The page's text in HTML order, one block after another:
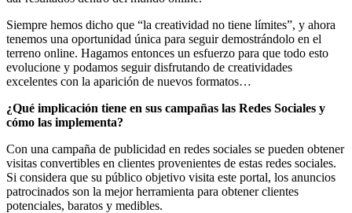
Siempre hemos dicho que “la creatividad no tiene límites”, y ahora
tenemos una oportunidad única para seguir demostrándolo en el
terreno online. Hagamos entonces un esfuerzo para que todo esto
evolucione y podamos seguir disfrutando de creatividades
excelentes con la aparición de nuevos formatos…
¿Qué implicación tiene en sus campañas las Redes Sociales y
cómo las implementa?
Con una campaña de publicidad en redes sociales se pueden obtener
visitas convertibles en clientes provenientes de estas redes sociales.
Si considera que su público objetivo visita este portal, los anuncios
patrocinados son la mejor herramienta para obtener clientes
potenciales, baratos y medibles.